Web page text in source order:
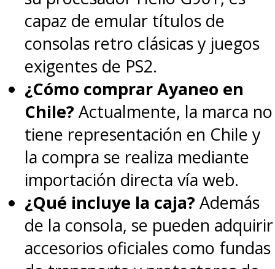
capaz de emular títulos de
consolas retro clásicas y juegos
exigentes de PS2.
¿Cómo comprar Ayaneo en
Chile? Actualmente, la marca no
tiene representación en Chile y
la compra se realiza mediante
importación directa vía web.
¿Qué incluye la caja? Además
de la consola, se pueden adquirir
accesorios oficiales como fundas